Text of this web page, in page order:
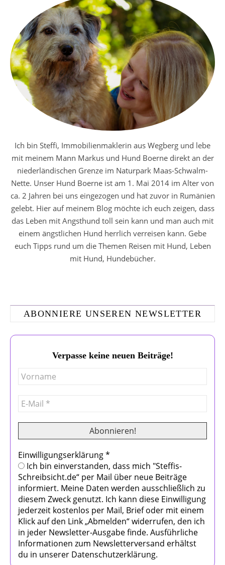
Ich bin Steffi, Immobilienmaklerin aus Wegberg und lebe
mit meinem Mann Markus und Hund Boerne direkt an der
niederländischen Grenze im Naturpark Maas-Schwalm-
Nette. Unser Hund Boerne ist am 1. Mai 2014 im Alter von
ca. 2 Jahren bei uns eingezogen und hat zuvor in Rumänien
gelebt. Hier auf meinem Blog möchte ich euch zeigen, dass
das Leben mit Angsthund toll sein kann und man auch mit
einem ängstlichen Hund herrlich verreisen kann. Gebe
euch Tipps rund um die Themen Reisen mit Hund, Leben
mit Hund, Hundebücher.
ABONNIERE UNSEREN NEWSLETTER
Verpasse keine neuen Beiträge!
Einwilligungserklärung*
Ich bin einverstanden, dass mich "Steffis-
Schreibsicht.de“ per Mail über neue Beiträge
informiert. Meine Daten werden ausschließlich zu
diesem Zweck genutzt. Ich kann diese Einwilligung
jederzeit kostenlos per Mail, Brief oder mit einem
Klick auf den Link „Abmelden“ widerrufen, den ich
in jeder Newsletter-Ausgabe finde. Ausführliche
Informationen zum Newsletterversand erhältst
du in unserer Datenschutzerklärung.